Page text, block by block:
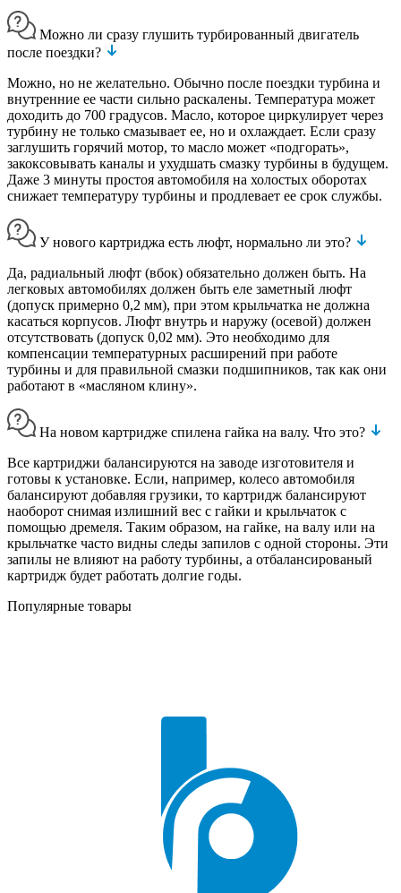
Можно ли сразу глушить турбированный двигатель
после поездки?
Можно, но не желательно. Обычно после поездки турбина и
внутренние ее части сильно раскалены. Температура может
доходить до 700 градусов. Масло, которое циркулирует через
турбину не только смазывает ее, но и охлаждает. Если сразу
заглушить горячий мотор, то масло может «подгорать»,
закоксовывать каналы и ухудшать смазку турбины в будущем.
Даже 3 минуты простоя автомобиля на холостых оборотах
снижает температуру турбины и продлевает ее срок службы.
У нового картриджа есть люфт, нормально ли это?
Да, радиальный люфт (вбок) обязательно должен быть. На
легковых автомобилях должен быть еле заметный люфт
(допуск примерно 0,2 мм), при этом крыльчатка не должна
касаться корпусов. Люфт внутрь и наружу (осевой) должен
отсутствовать (допуск 0,02 мм). Это необходимо для
компенсации температурных расширений при работе
турбины и для правильной смазки подшипников, так как они
работают в «масляном клину».
На новом картридже спилена гайка на валу. Что это?
Все картриджи балансируются на заводе изготовителя и
готовы к установке. Если, например, колесо автомобиля
балансируют добавляя грузики, то картридж балансируют
наоборот снимая излишний вес с гайки и крыльчаток с
помощью дремеля. Таким образом, на гайке, на валу или на
крыльчатке часто видны следы запилов с одной стороны. Эти
запилы не влияют на работу турбины, а отбалансированый
картридж будет работать долгие годы.
Популярные товары